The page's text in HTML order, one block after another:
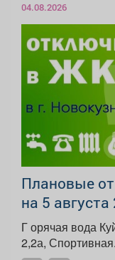
04.08.2026
Плановые
на 5
Г орячая вода Куйбышевский район: Бабушкина
2,2а,